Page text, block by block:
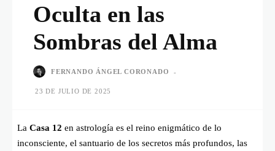
Oculta en las
Sombras del Alma
FERNANDO ÁNGEL CORONADO -
23 DE JULIO DE 2025
La Casa 12 en astrología es el reino enigmático de lo
inconsciente, el santuario de los secretos más profundos, las